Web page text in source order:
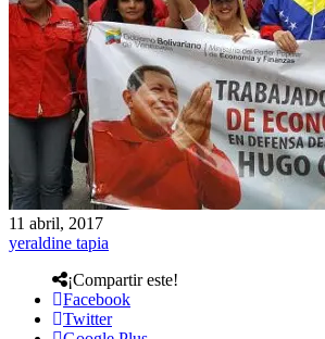
11 abril, 2017
yeraldine tapia
¡Compartir este!
Facebook
Twitter